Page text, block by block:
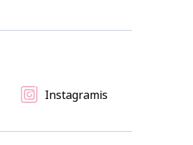
Tekstiil ja käsitöö
Instagramis